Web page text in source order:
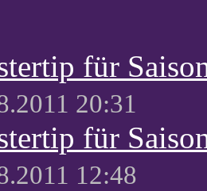
für
20:31
für
12:48